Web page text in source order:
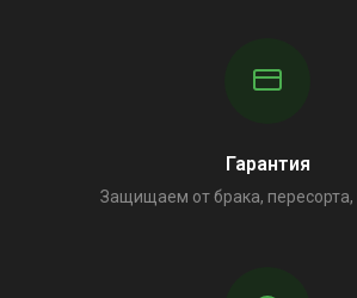
Гарантия
Защищаем от брака,